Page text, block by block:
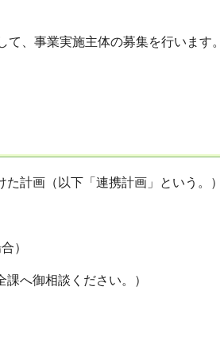
、事業実施主体の募集を行います。
計画（以下「連携計画」という。
）
へ御相談ください。）